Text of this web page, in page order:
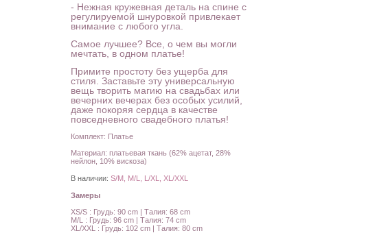
- Нежная кружевная деталь на спине с
регулируемой шнуровкой привлекает
внимание с любого угла.
Самое лучшее? Все, о чем вы могли
мечтать, в одном платье!
Примите простоту без ущерба для
стиля. Заставьте эту универсальную
вещь творить магию на свадьбах или
вечерних вечерах без особых усилий,
даже покоряя сердца в качестве
повседневного свадебного платья!
Комплект: Платье
Материал: платьевая ткань (62% ацетат, 28%
нейлон, 10% вискоза)
В наличии: S/M, M/L, L/XL, XL/XXL
Замеры
XS/S : Грудь: 90 cm | Талия: 68 cm
M/L : Грудь: 96 cm | Талия: 74 cm
XL/XXL : Грудь: 102 cm | Талия: 80 cm